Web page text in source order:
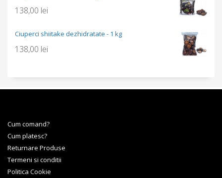
138,00 lei
Ciuperci shiitake dezhidratate - 1 kg
138,00 lei
Cum comand?
Cum platesc?
Returnare Produse
Termeni si conditii
Politica Cookie